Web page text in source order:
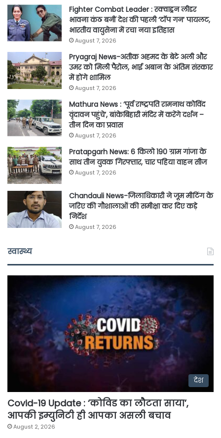
Fighter Combat Leader : स्क्वाड्रन लीडर
भावना कंठ बनीं देश की पहली ‘टॉप गन’ पायलट,
भारतीय वायुसेना में रचा नया इतिहास
August 7, 2026
Pryagraj News-अतीक अहमद के बेटे अली और
उमर को मिली पैरोल, भाई अबान के अंतिम संस्कार
में होंगे शामिल
August 7, 2026
Mathura News : ‘पूर्व राष्ट्रपति रामनाथ कोविंद
वृंदावन पहुंचे’, बांकेबिहारी मंदिर में करेंगे दर्शन –
तीन दिन का प्रवास
August 7, 2026
Pratapgarh News: 6 किलो 190 ग्राम गांजा के
साथ तीन युवक गिरफ्तार, चार पहिया वाहन सीज
August 7, 2026
Chandauli News-जिलाधिकारी ने जूम मीटिंग के
जरिए की गौशालाओं की समीक्षा कर दिए कड़े
निर्देश
August 7, 2026
स्वास्थ्य
देश
Covid-19 Update : ‘कोविड का लौटता साया’,
आपकी इम्युनिटी ही आपका असली बचाव
August 2, 2026